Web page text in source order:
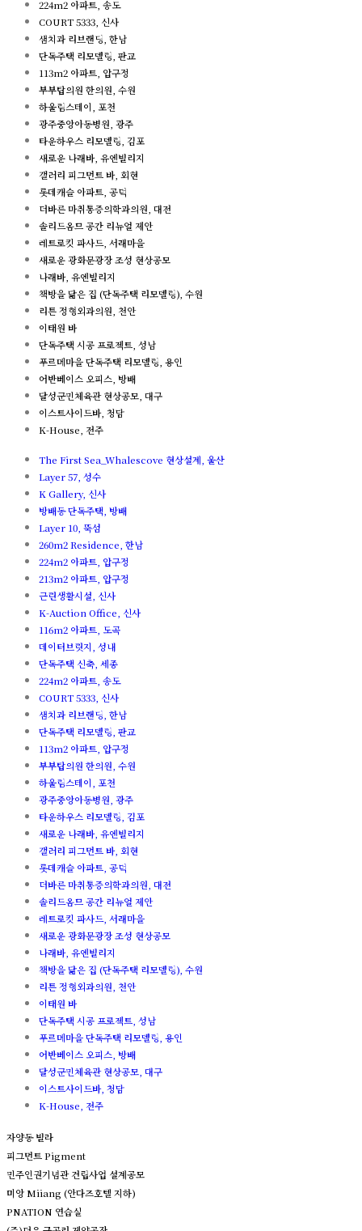
224m2 아파트, 송도
COURT 5333, 신사
샘치과 리브랜딩, 한남
단독주택 리모델링, 판교
113m2 아파트, 압구정
부부탑의원 한의원, 수원
하울림스테이, 포천
광주중앙아동병원, 광주
타운하우스 리모델링, 김포
새로운 나래바, 유엔빌리지
갤러리 피그먼트 바, 회현
롯데캐슬 아파트, 공덕
더바른 마취통증의학과의원, 대전
솔리드옴므 공간 리뉴얼 제안
레트로킷 파사드, 서래마을
새로운 광화문광장 조성 현상공모
나래바, 유엔빌리지
책방을 닮은 집 (단독주택 리모델링), 수원
리튼 정형외과의원, 천안
이태원 바
단독주택 시공 프로젝트, 성남
푸르메마을 단독주택 리모델링, 용인
어반베이스 오피스, 방배
달성군민체육관 현상공모, 대구
이스트사이드바, 청담
K-House, 전주
The First Sea_Whalescove 현상설계, 울산
Layer 57, 성수
K Gallery, 신사
방배동 단독주택, 방배
Layer 10, 뚝섬
260m2 Residence, 한남
224m2 아파트, 압구정
213m2 아파트, 압구정
근린생활시설, 신사
K-Auction Office, 신사
116m2 아파트, 도곡
데이터브릿지, 성내
단독주택 신축, 세종
224m2 아파트, 송도
COURT 5333, 신사
샘치과 리브랜딩, 한남
단독주택 리모델링, 판교
113m2 아파트, 압구정
부부탑의원 한의원, 수원
하울림스테이, 포천
광주중앙아동병원, 광주
타운하우스 리모델링, 김포
새로운 나래바, 유엔빌리지
갤러리 피그먼트 바, 회현
롯데캐슬 아파트, 공덕
더바른 마취통증의학과의원, 대전
솔리드옴므 공간 리뉴얼 제안
레트로킷 파사드, 서래마을
새로운 광화문광장 조성 현상공모
나래바, 유엔빌리지
책방을 닮은 집 (단독주택 리모델링), 수원
리튼 정형외과의원, 천안
이태원 바
단독주택 시공 프로젝트, 성남
푸르메마을 단독주택 리모델링, 용인
어반베이스 오피스, 방배
달성군민체육관 현상공모, 대구
이스트사이드바, 청담
K-House, 전주
자양동 빌라
피그먼트 Pigment
민주인권기념관 건립사업 설계공모
미앙 Miiang (안다즈호텔 지하)
PNATION 연습실